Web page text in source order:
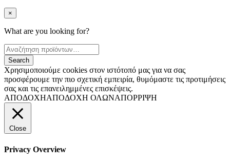
×
What are you looking for?
Χρησιμοποιούμε cookies στον ιστότοπό μας για να σας
προσφέρουμε την πιο σχετική εμπειρία, θυμόμαστε τις προτιμήσεις
σας και τις επανειλημμένες επισκέψεις.
ΑΠΟΔΟΧΗΑΠΟΔΟΧΗ ΟΛΩΝΑΠΟΡΡΙΨΗ
Close
Privacy Overview